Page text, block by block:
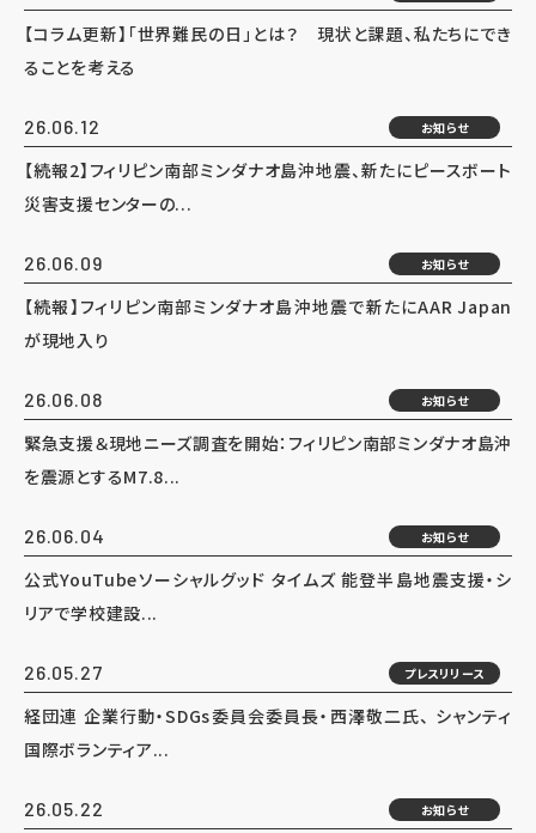
【コラム更新】「世界難民の日」とは？ 現状と課題、私たちにでき
ることを考える
26.06.12 お知らせ
【続報2】フィリピン南部ミンダナオ島沖地震、新たにピースボート
災害支援センターの...
26.06.09 お知らせ
【続報】フィリピン南部ミンダナオ島沖地震で新たにAAR Japan
が現地入り
26.06.08 お知らせ
緊急支援＆現地ニーズ調査を開始：フィリピン南部ミンダナオ島沖
を震源とするM7.8...
26.06.04 お知らせ
公式YouTubeソーシャルグッド タイムズ 能登半島地震支援・シ
リアで学校建設...
26.05.27 プレスリリース
経団連 企業行動・SDGs委員会委員長・西澤敬二氏、 シャンティ
国際ボランティア...
26.05.22 お知らせ